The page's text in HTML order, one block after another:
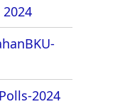
2024